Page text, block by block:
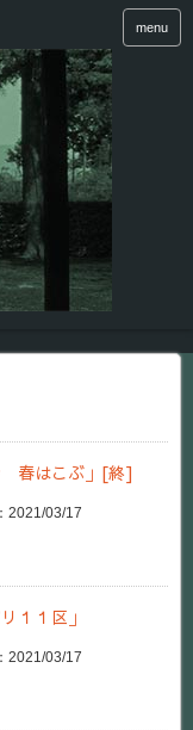
menu
春はこぶ」[終]
03/17
１１区」
03/17